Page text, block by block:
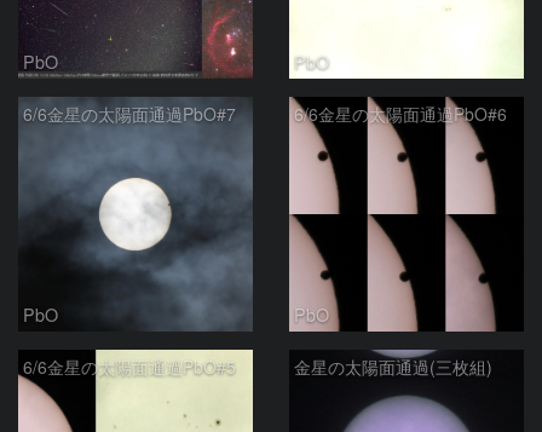
PbO PbO
6/6金星の太陽面通過PbO#7
PbO
6/6金星の太陽面通過PbO#6
PbO
6/6金星の太陽面通過PbO#5 金星の太陽面通過(三枚組)